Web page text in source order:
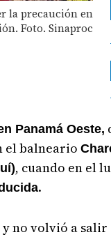
la precaución en
Foto. Sinaproc
Panamá Oeste,
el balneario
, cuando en el
.
no volvió a